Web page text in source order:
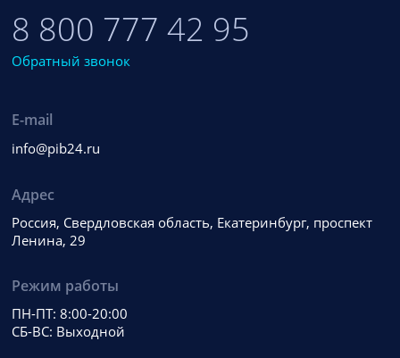
8 800 777 42 95
Обратный звонок
E-mail
info@pib24.ru
Адрес
Россия, Свердловская область, Екатеринбург, проспект
Ленина, 29
Режим работы
ПН-ПТ: 8:00-20:00
СБ-ВС: Выходной